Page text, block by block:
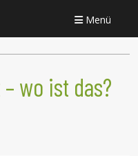
Menü
wo ist das?